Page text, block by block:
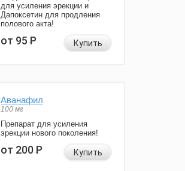
для усиления эрекции и
Дапоксетин для продления
полового акта!
от 95Р Купить
Аванафил
100 мг
Препарат для усиления
эрекции нового поколения!
от 200Р Купить